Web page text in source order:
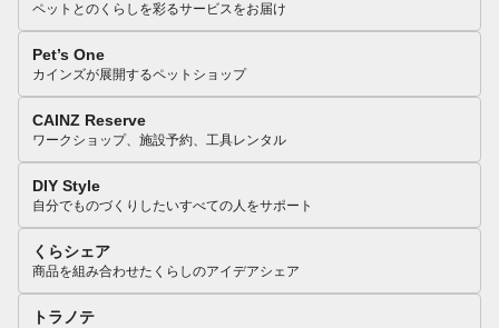
ペットとのくらしを彩るサービスをお届け
Pet’s One
カインズが展開するペットショップ
CAINZ Reserve
ワークショップ、施設予約、工具レンタル
DIY Style
自分でものづくりしたいすべての人をサポート
くらシェア
商品を組み合わせたくらしのアイデアシェア
トラノテ